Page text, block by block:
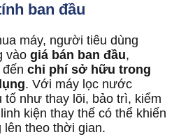
ban đầu
máy, người tiêu dùng
vào giá bán ban đầu,
chi phí sở hữu trong
. Với máy lọc nước
tố như thay lõi, bảo trì, kiểm
kiện thay thế có thể khiến
lên theo thời gian.